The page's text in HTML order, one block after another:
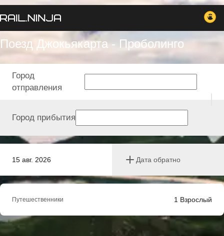
Поезд Джокьякарта - Проболинго
15 авг. 2026 Дата обратно
Город
отправления
Город прибытия
Путешественники 1 Взрослый